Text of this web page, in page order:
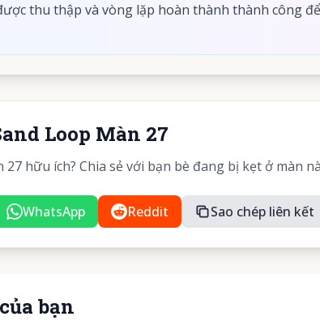
thu thập và vòng lặp hoàn thành thành công
Loop Màn 27
hữu ích? Chia sẻ với bạn bè đang bị kẹt ở màn
WhatsApp Reddit Sao chép liên kết
bạn